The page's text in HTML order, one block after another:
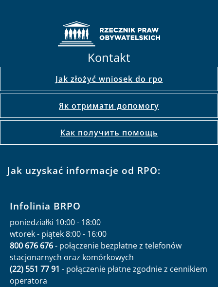
Kontakt
Jak złożyć wniosek do rpo
Як отримати допомогу
Как получить помощь
Jak uzyskać informacje od RPO:
Infolinia BRPO
poniedziałki 10:00 - 18:00
wtorek - piątek 8:00 - 16:00
800 676 676- połączenie bezpłatne z telefonów
stacjonarnych oraz komórkowych
(22) 551 77 91 - połączenie płatne zgodnie z cennikiem
operatora